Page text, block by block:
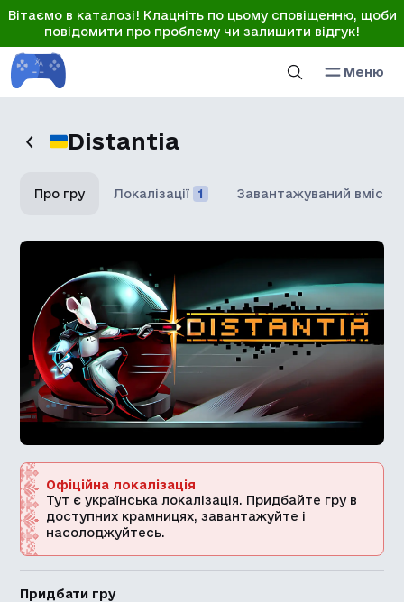
Вітаємо в каталозі! Клацніть по цьому сповіщенню, щоби
повідомити про проблему чи залишити відгук!
Меню
Distantia
Про гру Локалізації 1 Завантажуваний вміст
Офіційна локалізація
Тут є українська локалізація. Придбайте гру в
доступних крамницях, завантажуйте і
насолоджуйтесь.
Придбати гру